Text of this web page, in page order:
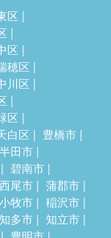
区
区
穂区
川区
区
白区
豊橋市
半田市
碧南市
西尾市
蒲郡市
小牧市
稲沢市
知多市
知立市